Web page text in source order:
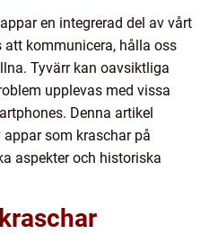
en integrerad del av vårt
att kommunicera, hålla oss
Tyvärr kan oavsiktliga
upplevas med vissa
Denna artikel
som kraschar på
aspekter och historiska